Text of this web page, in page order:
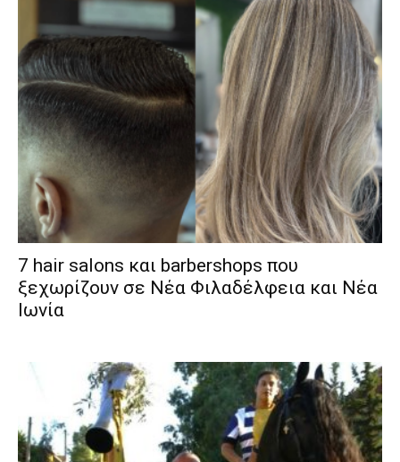
7 hair salons και barbershops που
ξεχωρίζουν σε Νέα Φιλαδέλφεια και Νέα
Ιωνία